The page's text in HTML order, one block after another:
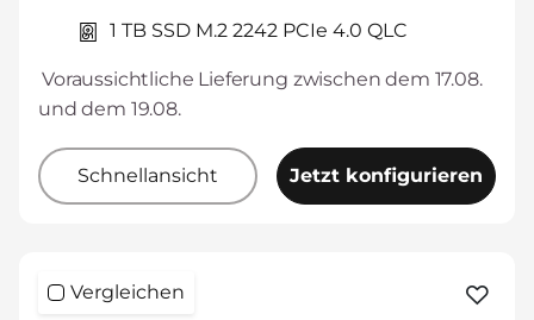
1 TB SSD M.2 2242 PCIe 4.0 QLC
Voraussichtliche Lieferung zwischen dem 17.08.
und dem 19.08.
Schnellansicht Jetzt konfigurieren
Vergleichen